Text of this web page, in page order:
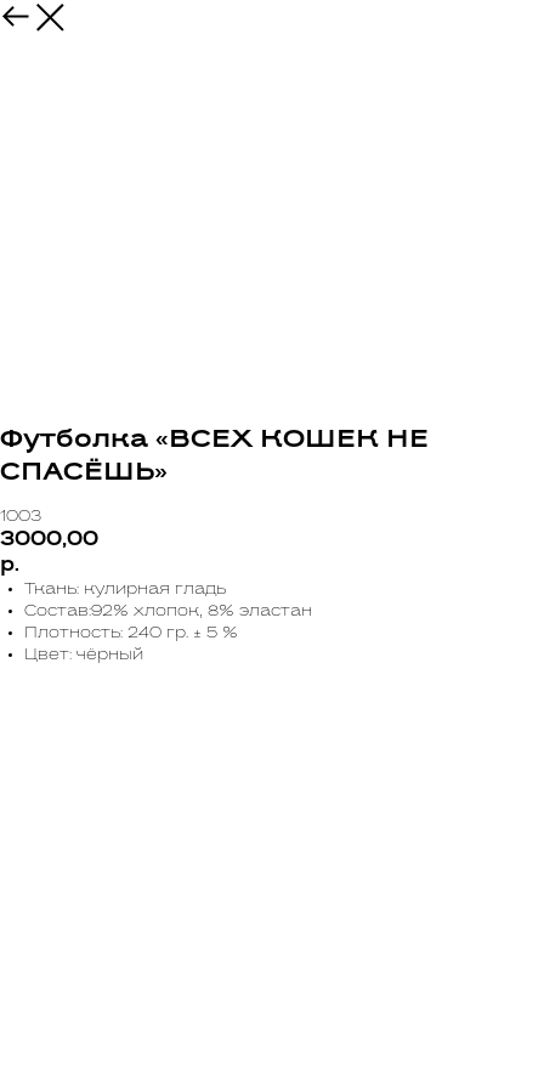
Футболка «ВСЕХ КОШЕК НЕ
СПАСЁШЬ»
1003
3000,00
р.
Ткань: кулирная гладь
Состав:92% хлопок, 8% эластан
Плотность: 240 гр. ± 5 %
Цвет: чёрный